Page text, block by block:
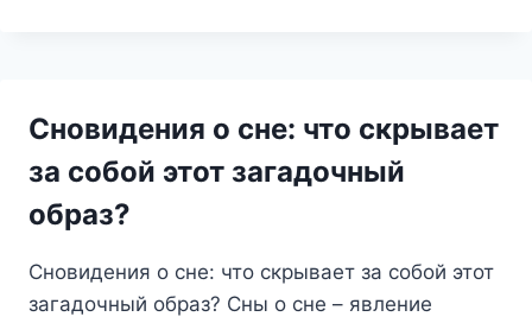
И
ПОНЯТЬ
Сновидения о сне: что скрывает
за собой этот загадочный
образ?
Сновидения о сне: что скрывает за собой этот
загадочный образ? Сны о сне – явление